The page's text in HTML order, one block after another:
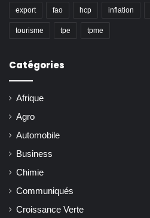
export fao hcp inflation
tourisme tpe tpme
Catégories
Afrique
Agro
Automobile
Business
Chimie
Communiqués
Croissance Verte